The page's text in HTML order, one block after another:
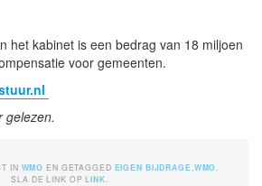
het kabinet is een bedrag van 18 miljoen
voor gemeenten.
gelezen.
IN WMO EN GETAGGED EIGEN BIJDRAGE WMO
SLA DE LINK OPLINK